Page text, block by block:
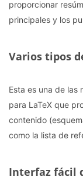
proporcionar
principales y los
Varios tipos
Esta es una de las
para LaTeX que
contenido
como la lista de
Interfaz fácil